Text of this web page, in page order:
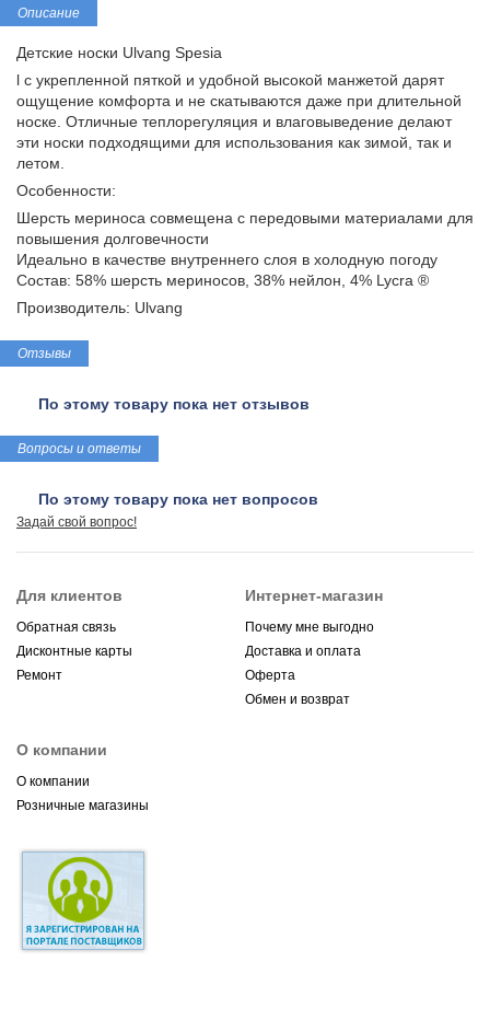
Описание
Детские носки Ulvang Spesia
l с укрепленной пяткой и удобной высокой манжетой дарят
ощущение комфорта и не скатываются даже при длительной
носке. Отличные теплорегуляция и влаговыведение делают
эти носки подходящими для использования как зимой, так и
летом.
Особенности:
Шерсть мериноса совмещена с передовыми материалами для
повышения долговечности
Идеально в качестве внутреннего слоя в холодную погоду
Состав: 58% шерсть мериносов, 38% нейлон, 4% Lycra ®
Производитель: Ulvang
Отзывы
По этому товару пока нет отзывов
Вопросы и ответы
По этому товару пока нет вопросов
Задай свой вопрос!
Для клиентов
Обратная связь
Дисконтные карты
Ремонт
Интернет-магазин
Почему мне выгодно
Доставка и оплата
Оферта
Обмен и возврат
О компании
О компании
Розничные магазины